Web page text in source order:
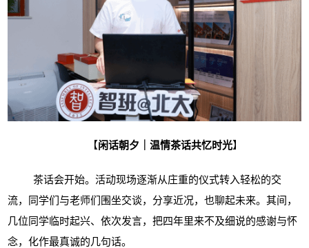
【闲话朝夕｜温情茶话共忆时光】
茶话会开始。活动现场逐渐从庄重的仪式转入轻松的交
流，同学们与老师们围坐交谈，分享近况，也聊起未来。其间，
几位同学临时起兴、依次发言，把四年里来不及细说的感谢与怀
念，化作最真诚的几句话。